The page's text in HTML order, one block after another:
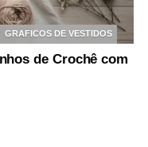
GRAFICOS DE VESTIDOS
de Crochê com